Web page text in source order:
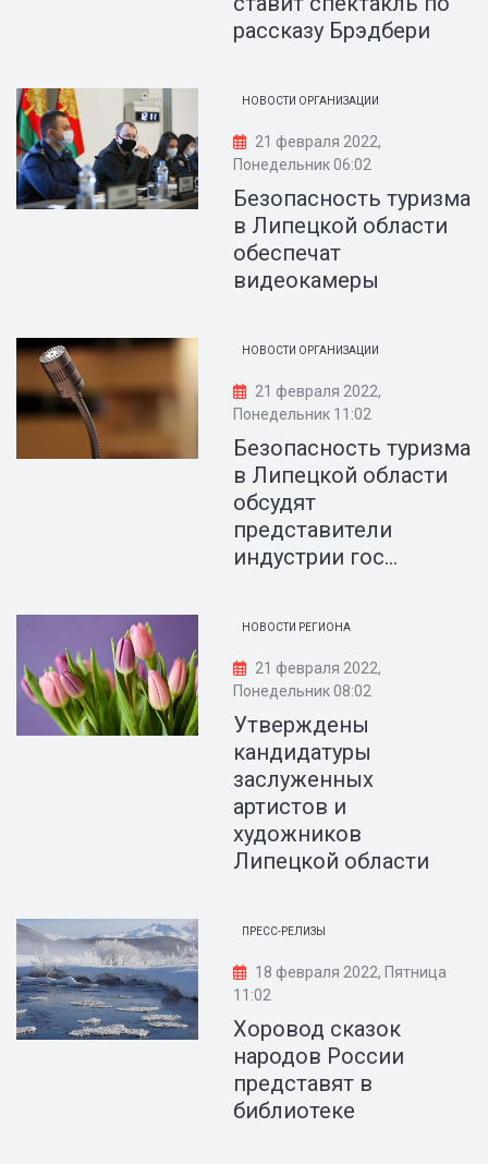
рассказу Брэдбери
НОВОСТИ ОРГАНИЗАЦИИ
21 февраля 2022,
Понедельник 06:02
Безопасность туризма
в Липецкой области
обеспечат
видеокамеры
НОВОСТИ ОРГАНИЗАЦИИ
21 февраля 2022,
Понедельник 11:02
Безопасность туризма
в Липецкой области
обсудят
представители
индустрии гос...
НОВОСТИ РЕГИОНА
21 февраля 2022,
Понедельник 08:02
Утверждены
кандидатуры
заслуженных
артистов и
художников
Липецкой области
ПРЕСС-РЕЛИЗЫ
18 февраля 2022, Пятница
11:02
Хоровод сказок
народов России
представят в
библиотеке